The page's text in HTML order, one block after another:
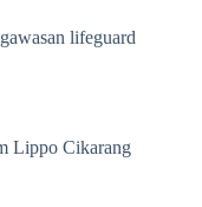
lifeguard
Lippo Cikarang